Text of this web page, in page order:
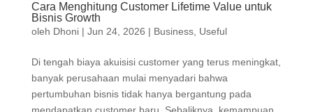
Cara Menghitung Customer Lifetime Value untuk
Bisnis Growth
oleh Dhoni| Jun 24, 2026 | Business, Useful
Di tengah biaya akuisisi customer yang terus meningkat,
banyak perusahaan mulai menyadari bahwa
pertumbuhan bisnis tidak hanya bergantung pada